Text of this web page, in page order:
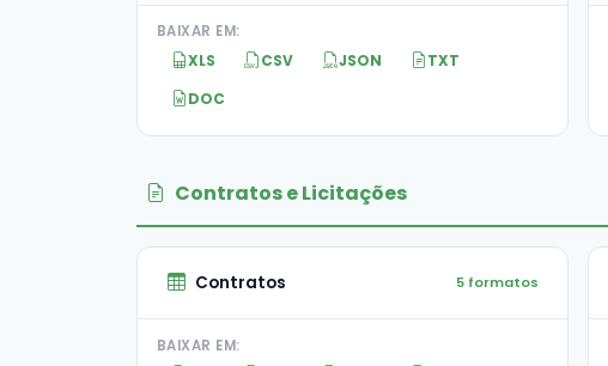
BAIXAR EM:
XLS CSV JSON
TXT
DOC
Contratos e Licitações
Contratos 5 formatos
BAIXAR EM: